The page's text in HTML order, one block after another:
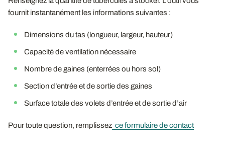
fournit instantanément les informations suivantes :
Dimensions du tas (longueur, largeur, hauteur)
Capacité de ventilation nécessaire
Nombre de gaines (enterrées ou hors sol)
Section d’entrée et de sortie des gaines
Surface totale des volets d’entrée et de sortie d’air
Pour toute question, remplissez ce formulaire de contact